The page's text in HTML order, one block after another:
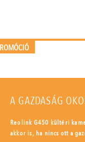
A GAZDASÁG
Reolink G450 kültéri
akkor is, ha nincs ott a